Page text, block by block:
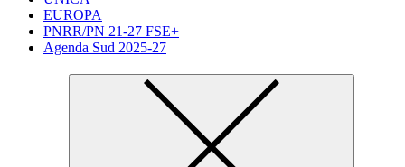
EUROPA
PNRR/PN 21-27 FSE+
Agenda Sud 2025-27